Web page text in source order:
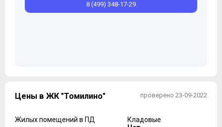
8 (499) 348-17-29
проверено 23-09-2022
Цены в ЖК "Томилино"
Жилых помещений в ПД
Кладовые